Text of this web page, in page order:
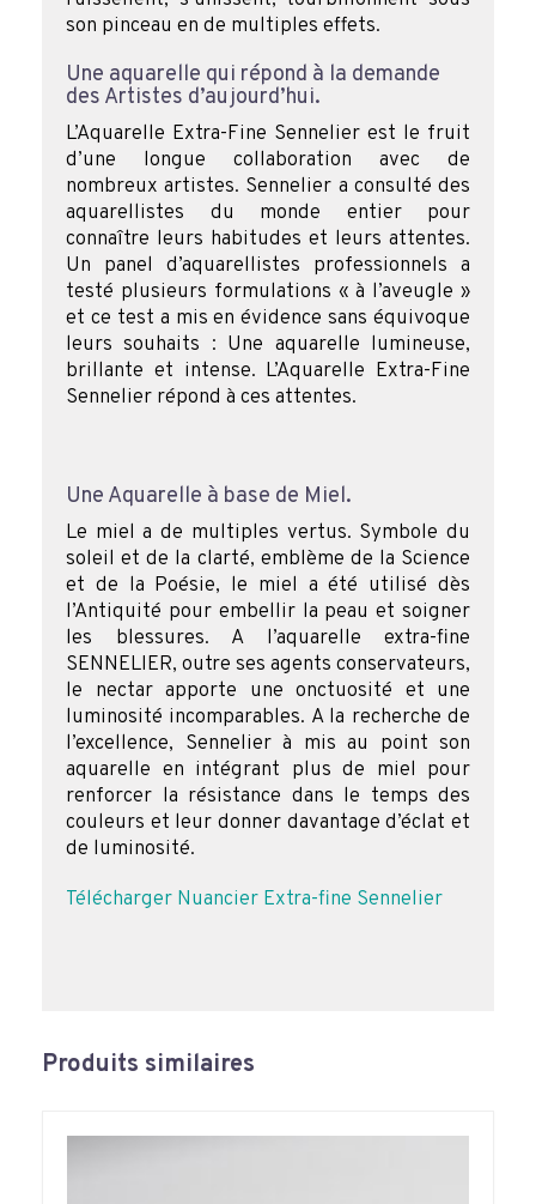
son pinceau en de multiples effets.
Une aquarelle qui répond à la demande
des Artistes d’aujourd’hui.
L’Aquarelle Extra-Fine Sennelier est le fruit
d’une longue collaboration avec de
nombreux artistes. Sennelier a consulté des
aquarellistes du monde entier pour
connaître leurs habitudes et leurs attentes.
Un panel d’aquarellistes professionnels a
testé plusieurs formulations « à l’aveugle »
et ce test a mis en évidence sans équivoque
leurs souhaits : Une aquarelle lumineuse,
brillante et intense. L’Aquarelle Extra-Fine
Sennelier répond à ces attentes.
Une Aquarelle à base de Miel.
Le miel a de multiples vertus. Symbole du
soleil et de la clarté, emblème de la Science
et de la Poésie, le miel a été utilisé dès
l’Antiquité pour embellir la peau et soigner
les blessures. A l’aquarelle extra-fine
SENNELIER, outre ses agents conservateurs,
le nectar apporte une onctuosité et une
luminosité incomparables. A la recherche de
l’excellence, Sennelier à mis au point son
aquarelle en intégrant plus de miel pour
renforcer la résistance dans le temps des
couleurs et leur donner davantage d’éclat et
de luminosité.
Télécharger Nuancier Extra-fine Sennelier
Produits similaires